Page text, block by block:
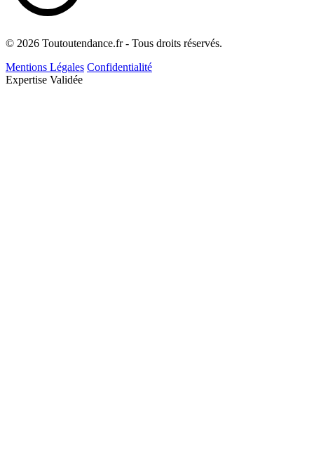
© 2026 Toutoutendance.fr - Tous droits réservés.
Mentions Légales Confidentialité
Expertise Validée